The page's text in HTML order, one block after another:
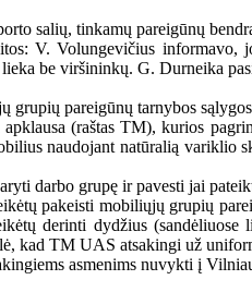
salių, tinkamų pareigūnų
V. Volungevičius
be viršininkų. G. Durneika
pareigūnų tarnybos
(raštas TM), kurios
naudojant natūralią variklio
darbo grupę ir pavesti jai
pakeisti mobiliųjų grupių
derinti dydžius
kad TM UAS atsakingi už
asmenims nuvykti į